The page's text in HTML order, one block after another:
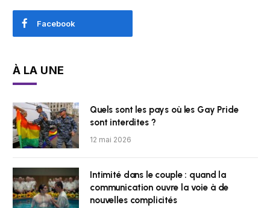
Facebook
À LA UNE
Quels sont les pays où les Gay Pride
sont interdites ?
12 mai 2026
Intimité dans le couple : quand la
communication ouvre la voie à de
nouvelles complicités